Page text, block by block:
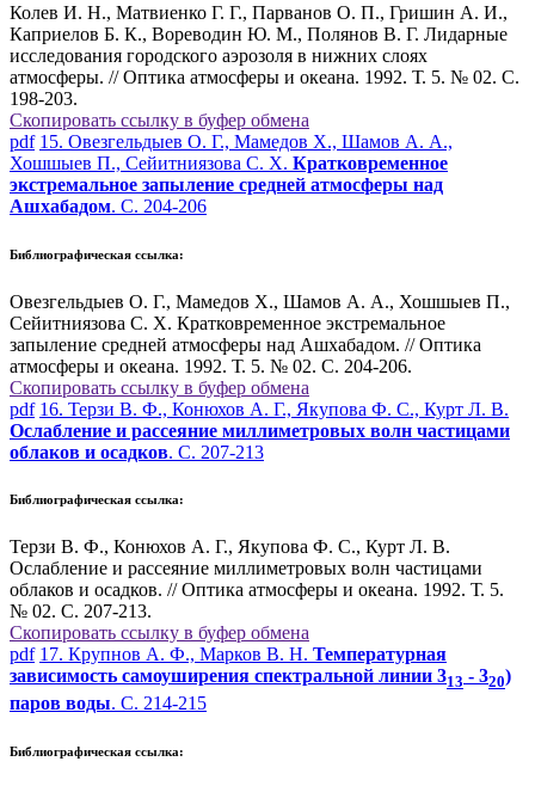
Колев И. Н., Матвиенко Г. Г., Парванов О. П., Гришин А. И.,
Каприелов Б. К., Вореводин Ю. М., Полянов В. Г. Лидарные
исследования городского аэрозоля в нижних слоях
атмосферы. // Оптика атмосферы и океана. 1992. Т. 5. № 02. С.
198-203.
Скопировать ссылку в буфер обмена
pdf 15. Овезгельдыев О. Г., Мамедов Х., Шамов А. А.,
Хошшыев П., Сейитниязова С. Х. Кратковременное
экстремальное запыление средней атмосферы над
Ашхабадом. С. 204-206
Библиографическая ссылка:
Овезгельдыев О. Г., Мамедов Х., Шамов А. А., Хошшыев П.,
Сейитниязова С. Х. Кратковременное экстремальное
запыление средней атмосферы над Ашхабадом. // Оптика
атмосферы и океана. 1992. Т. 5. № 02. С. 204-206.
Скопировать ссылку в буфер обмена
pdf 16. Терзи В. Ф., Конюхов А. Г., Якупова Ф. С., Курт Л. В.
Ослабление и рассеяние миллиметровых волн частицами
облаков и осадков. С. 207-213
Библиографическая ссылка:
Терзи В. Ф., Конюхов А. Г., Якупова Ф. С., Курт Л. В.
Ослабление и рассеяние миллиметровых волн частицами
облаков и осадков. // Оптика атмосферы и океана. 1992. Т. 5.
№ 02. С. 207-213.
Скопировать ссылку в буфер обмена
pdf 17. Крупнов А. Ф., Марков В. Н. Температурная
зависимость самоуширения спектральной линии 313 - 320)
паров воды. С. 214-215
Библиографическая ссылка: